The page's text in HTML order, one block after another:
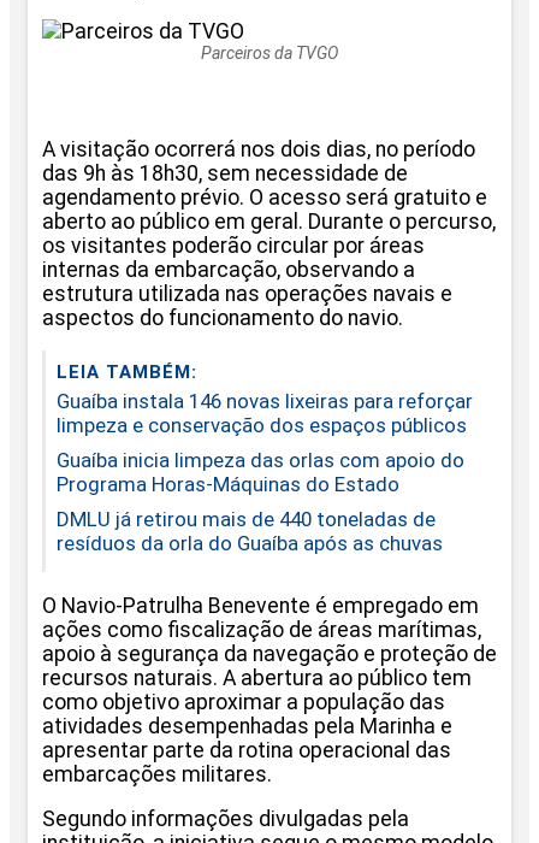
Parceiros da TVGO
A visitação ocorrerá nos dois dias, no período
das 9h às 18h30, sem necessidade de
agendamento prévio. O acesso será gratuito e
aberto ao público em geral. Durante o percurso,
os visitantes poderão circular por áreas
internas da embarcação, observando a
estrutura utilizada nas operações navais e
aspectos do funcionamento do navio.
LEIA TAMBÉM:
Guaíba instala 146 novas lixeiras para reforçar
limpeza e conservação dos espaços públicos
Guaíba inicia limpeza das orlas com apoio do
Programa Horas-Máquinas do Estado
DMLU já retirou mais de 440 toneladas de
resíduos da orla do Guaíba após as chuvas
O Navio-Patrulha Benevente é empregado em
ações como fiscalização de áreas marítimas,
apoio à segurança da navegação e proteção de
recursos naturais. A abertura ao público tem
como objetivo aproximar a população das
atividades desempenhadas pela Marinha e
apresentar parte da rotina operacional das
embarcações militares.
Segundo informações divulgadas pela